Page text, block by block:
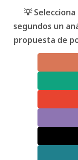
💡
segundos un
propuesta de